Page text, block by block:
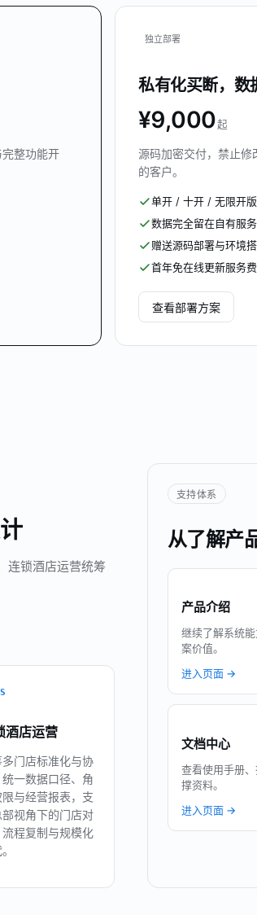
整功能开
独立部署
私有化买断，数
¥9,000起
源码加密交付，禁止修
的客户。
单开 / 十开 / 无限开
数据完全留在自有服
赠送源码部署与环境
首年免在线更新服务费
查看部署方案
连锁酒店运营统筹
酒店运营
多门店标准化与协
统一数据口径、角
与经营报表，支
部视角下的门店对
流程复制与规模化
支持体系
从了解产
产品介绍
继续了解系统
案价值。
进入页面 →
文档中心
查看使用手册
撑资料。
进入页面 →